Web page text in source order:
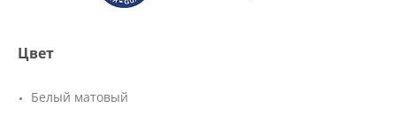
Цвет
Белый матовый